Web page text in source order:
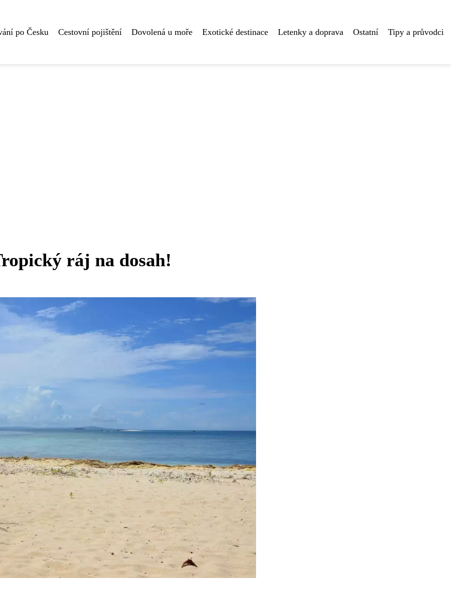
po Česku Cestovní pojištění Dovolená u moře Exotické destinace Letenky a doprava Ostatní Tipy a průvodci
ráj na dosah!